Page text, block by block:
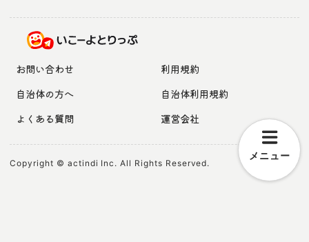
メニュー
お問い合わせ
利用規約
自治体の方へ
自治体利用規約
よくある質問
運営会社
Copyright © actindi Inc. All Rights Reserved.